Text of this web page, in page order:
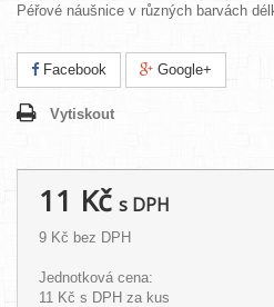
Péřové náušnice v různých barvách
Facebook Google+
Vytiskout
11 Kč s DPH
9 Kč bez DPH
Jednotková cena:
11 Kč s DPH za kus